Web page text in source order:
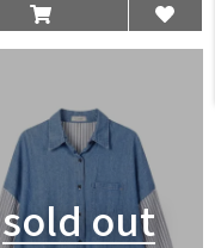
sold out